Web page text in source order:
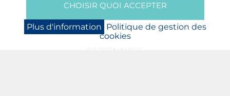
Presse
BOOKING
NEWS
PARTENAIRES
CHOISIR QUOI ACCEPTER
Plus d'information Politique de gestion des
cookies